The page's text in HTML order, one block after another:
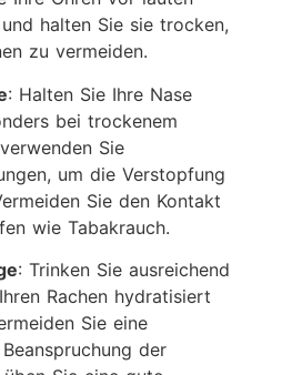
halten Sie sie trocken,
zu vermeiden.
: Halten Sie Ihre Nase
bei trockenem
Sie
um die Verstopfung
Sie den Kontakt
wie Tabakrauch.
: Trinken Sie ausreichend
Rachen hydratisiert
Sie eine
der